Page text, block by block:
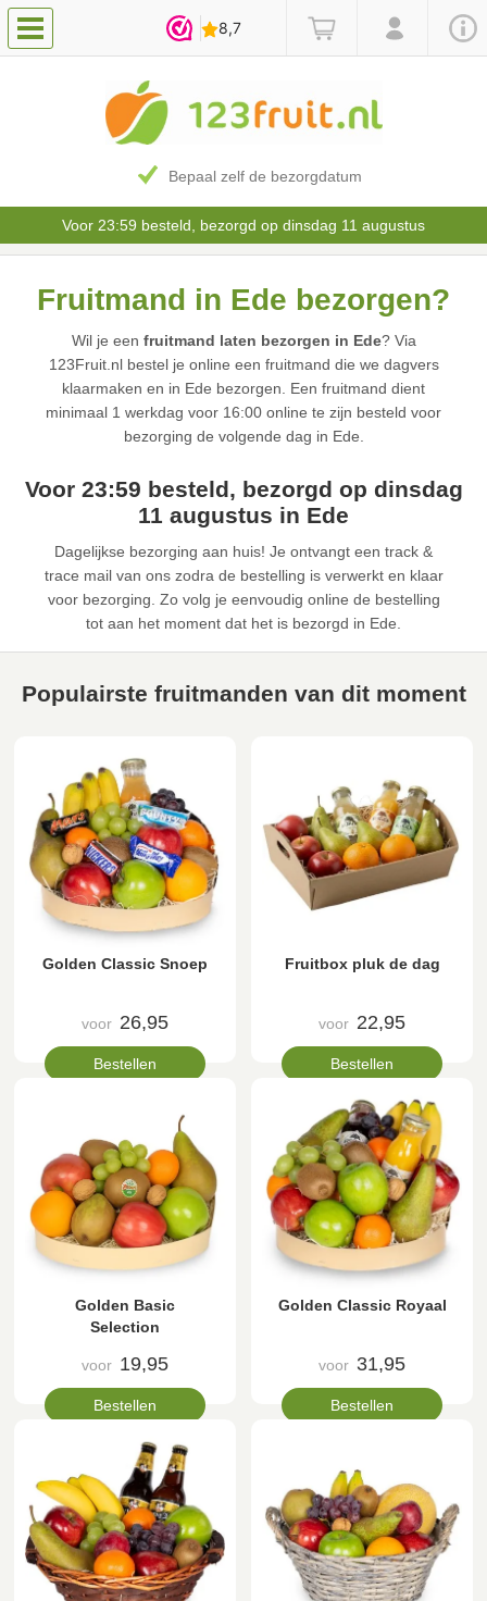
Bepaal zelf de bezorgdatum
Voor 23:59 besteld, bezorgd op dinsdag 11 augustus
Fruitmand in Ede bezorgen?
Wil je een fruitmand laten bezorgen in Ede? Via
123Fruit.nl bestel je online een fruitmand die we dagvers
klaarmaken en in Ede bezorgen. Een fruitmand dient
minimaal 1 werkdag voor 16:00 online te zijn besteld voor
bezorging de volgende dag in Ede.
Voor 23:59 besteld, bezorgd op dinsdag
11 augustus in Ede
Dagelijkse bezorging aan huis! Je ontvangt een track &
trace mail van ons zodra de bestelling is verwerkt en klaar
voor bezorging. Zo volg je eenvoudig online de bestelling
tot aan het moment dat het is bezorgd in Ede.
Populairste fruitmanden van dit moment
Golden Classic Snoep
voor 26,95
Bestellen
Fruitbox pluk de dag
voor 22,95
Bestellen
Golden Basic
Selection
voor 19,95
Bestellen
Golden Classic Royaal
voor 31,95
Bestellen